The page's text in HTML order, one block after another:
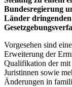
Bundesregierung
Länder
Vorgesehen sind eine
Erweiterung der
Qualifikation der mit
Juristinnen sowie
Änderungen in